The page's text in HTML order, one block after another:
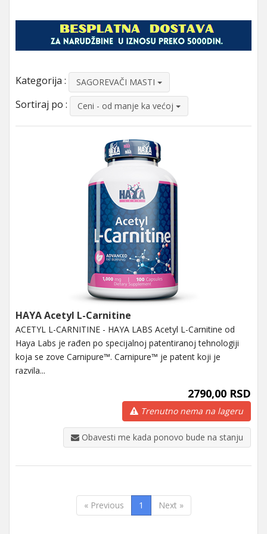
Kategorija : SAGOREVAČI MASTI
Sortiraj po : Ceni - od manje ka većoj
HAYA Acetyl L-Carnitine
ACETYL L-CARNITINE - HAYA LABS Acetyl L-Carnitine od
Haya Labs je rađen po specijalnoj patentiranoj tehnologiji
koja se zove Carnipure™. Carnipure™ je patent koji je
razvila...
2790,00 RSD
Trenutno nema na lageru
Obavesti me kada ponovo bude na stanju
« Previous 1 Next »